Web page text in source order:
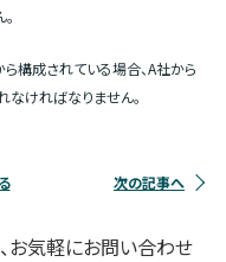
構成されている場合、A社から
なければなりません。
次の記事へ
お気軽にお問い合わせ